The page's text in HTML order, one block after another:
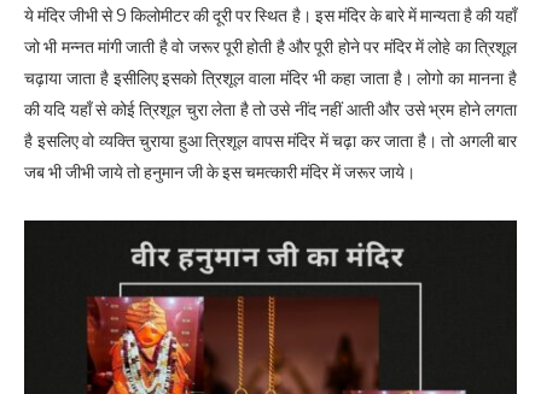
ये मंदिर जीभी से 9 किलोमीटर की दूरी पर स्थित है। इस मंदिर के बारे में मान्यता है की यहाँ
जो भी मन्नत मांगी जाती है वो जरूर पूरी होती है और पूरी होने पर मंदिर में लोहे का त्रिशूल
चढ़ाया जाता है इसीलिए इसको त्रिशूल वाला मंदिर भी कहा जाता है। लोगो का मानना है
की यदि यहाँ से कोई त्रिशूल चुरा लेता है तो उसे नींद नहीं आती और उसे भ्रम होने लगता
है इसलिए वो व्यक्ति चुराया हुआ त्रिशूल वापस मंदिर में चढ़ा कर जाता है। तो अगली बार
जब भी जीभी जाये तो हनुमान जी के इस चमत्कारी मंदिर में जरूर जाये।